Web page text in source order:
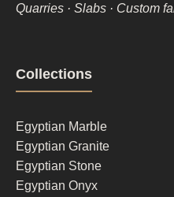
Quarries · Slabs · Custom
Footer
column
1
Collections
Egyptian Marble
Egyptian Granite
Egyptian Stone
Egyptian Onyx